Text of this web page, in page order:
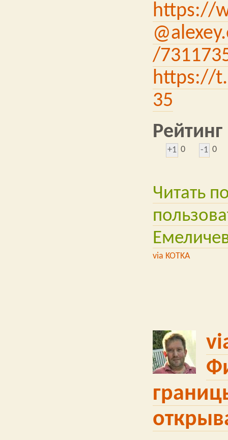
https://
/
https://
35
Рейтинг
+1 0 -1 0
Читать
via KOTKA